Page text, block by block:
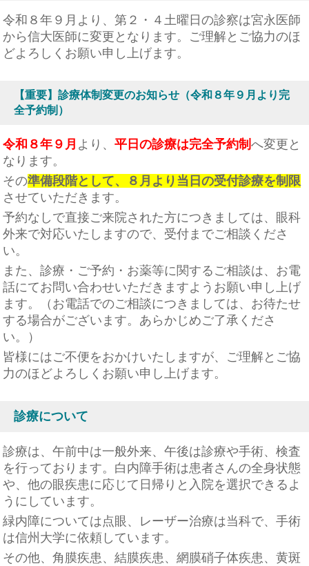
令和８年９月より、第２・４土曜日の診察は宮永医師
から信大医師に変更となります。 ご理解とご協力のほ
どよろしくお願い申し上げます。
【重要】診療体制変更のお知らせ（令和８年９月より完
全予約制）
令和８年９月 より、平日の診療は完全予約制へ変更と
なります。
その準備段階として、８月より当日の受付診療を制限
させていただきます。
予約なしで直接ご来院された方につきましては、眼科
外来で対応いたしますので、受付までご相談くださ
い。
また、診療・ご予約・お薬等に関するご相談は、お電
話にてお問い合わせいただきますようお願い申し上げ
ます。（ お電話でのご相談につきましては、お待たせ
する場合がございます。あらかじめご了承くださ
い。）
皆様にはご不便をおかけいたしますが、ご理解とご協
力のほどよろしくお願い申し上げます。
診療について
診療は、午前中は一般外来、午後は診療や手術、検査
を行っております。 白内障手術は患者さんの全身状態
や、他の眼疾患に応じて日帰りと入院を選択できるよ
うにしています。
緑内障については点眼、レーザー治療は当科で、手術
は信州大学に依頼しています。
その他、角膜疾患、結膜疾患、網膜硝子体疾患、黄斑